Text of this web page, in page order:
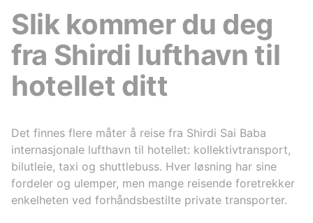
Slik kommer du deg
fra Shirdi lufthavn til
hotellet ditt
Det finnes flere måter å reise fra Shirdi Sai Baba
internasjonale lufthavn til hotellet: kollektivtransport,
bilutleie, taxi og shuttlebuss. Hver løsning har sine
fordeler og ulemper, men mange reisende foretrekker
enkelheten ved forhåndsbestilte private transporter.